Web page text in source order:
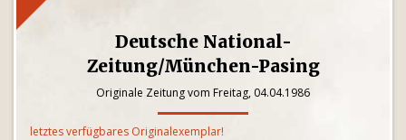
Deutsche National-
Zeitung/München-Pasing
Originale Zeitung vom Freitag, 04.04.1986
letztes verfügbares Originalexemplar!